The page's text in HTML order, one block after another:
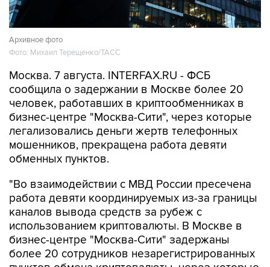
Архивное фото
Фото: Михаил Терещенко/ТАСС
Москва. 7 августа. INTERFAX.RU - ФСБ
человек, работавших в криптообменниках в
бизнес-центре "Москва-Сити", через которые
легализовались деньги жертв телефонных
мошенников, прекращена работа девяти
обменных пунктов.
"Во взаимодействии с МВД России пресечена
каналов вывода средств за рубеж с
использованием криптовалюты. В Москве в
бизнес-центре "Москва-Сити" задержаны
более 20 сотрудников незарегистрированных
пунктов обмена криптовалюты, через которые
украинские колл-центры легализовывали